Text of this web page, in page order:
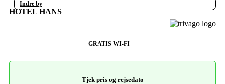
Indre by
HOTEL HANS
GRATIS WI-FI
Tjek pris og rejsedato